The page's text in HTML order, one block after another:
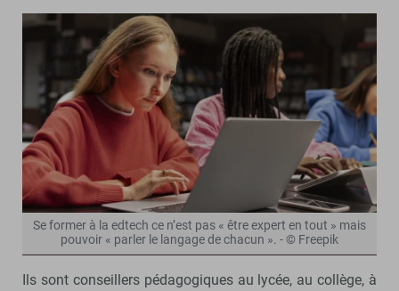
Se former à la edtech ce n’est pas « être expert en tout » mais
pouvoir « parler le langage de chacun ». - © Freepik
Ils sont conseillers pédagogiques au lycée, au collège, à